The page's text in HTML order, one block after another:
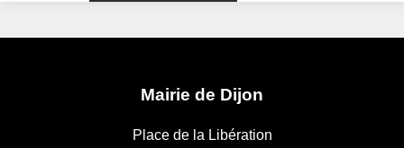
Mairie de Dijon
Place de la Libération